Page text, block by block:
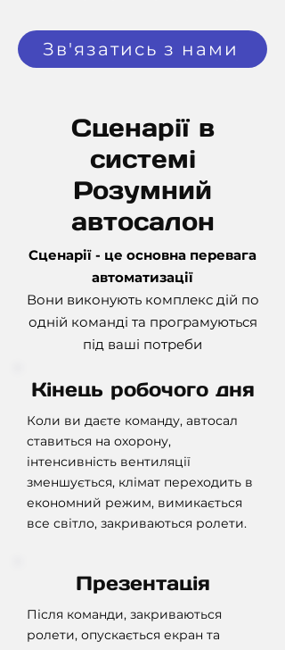
Зв'язатись з нами
Сценарії в
системі
Розумний
автосалон
Сценарії - це основна перевага
автоматизації
Вони виконують комплекс дій по
одній команді та програмуються
під ваші потреби
Кінець робочого дня
Коли ви даєте команду, автосал
ставиться на охорону,
інтенсивність вентиляції
зменшується, клімат переходить в
економний режим, вимикається
все світло, закриваються ролети.
Презентація
Після команди, закриваються
ролети, опускається екран та